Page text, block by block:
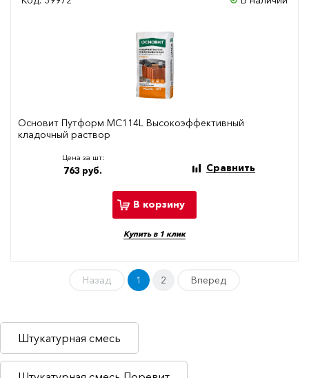
Основит Путформ МС114L Высокоэффективный
кладочный раствор
Цена за шт:
763 руб. Сравнить
В корзину
Купить в 1 клик
Назад 1 2 Вперед
Штукатурная смесь